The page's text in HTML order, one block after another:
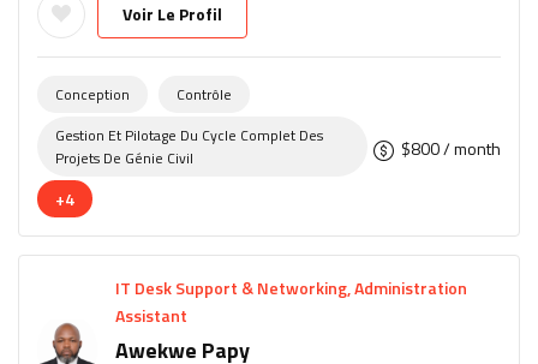
Voir Le Profil
Conception
Contrôle
Gestion Et Pilotage Du Cycle Complet Des
Projets De Génie Civil
+4
$800/ month
IT Desk Support & Networking, Administration
Assistant
Awekwe Papy